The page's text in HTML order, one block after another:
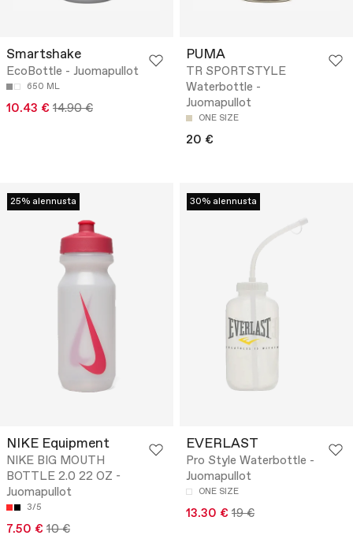
Smartshake
EcoBottle - Juomapullot
650 ML
10.43 € 14.90 €
PUMA
TR SPORTSTYLE
Waterbottle -
Juomapullot
ONE SIZE
20 €
25% alennusta
NIKE Equipment
NIKE BIG MOUTH
BOTTLE 2.0 22 OZ -
Juomapullot
3/5
7.50 € 10 €
30% alennusta
EVERLAST
Pro Style Waterbottle -
Juomapullot
ONE SIZE
13.30 € 19 €